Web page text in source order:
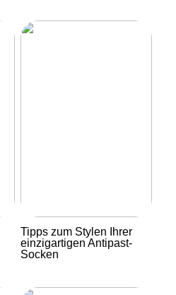
Tipps zum Stylen Ihrer
einzigartigen Antipast-
Socken